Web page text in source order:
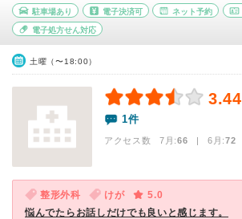
駐車場あり 電子決済可 ネット予約
電子処方せん対応
土曜（〜18:00）
3.44
1件
アクセス数 7月:66 | 6月:72
整形外科 けが
5.0
悩んでたらお話しだけでも良いと感じます。